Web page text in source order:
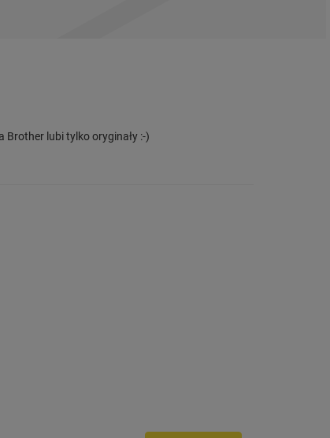
lubi tylko oryginały :-)